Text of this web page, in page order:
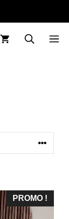
PROMO !